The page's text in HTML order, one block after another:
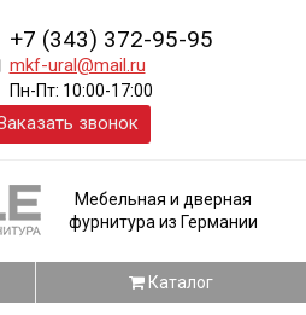
+7 (343) 372-95-95
mkf-ural@mail.ru
Пн-Пт: 10:00-17:00
звонок
Мебельная и дверная
фурнитура из Германии
Каталог